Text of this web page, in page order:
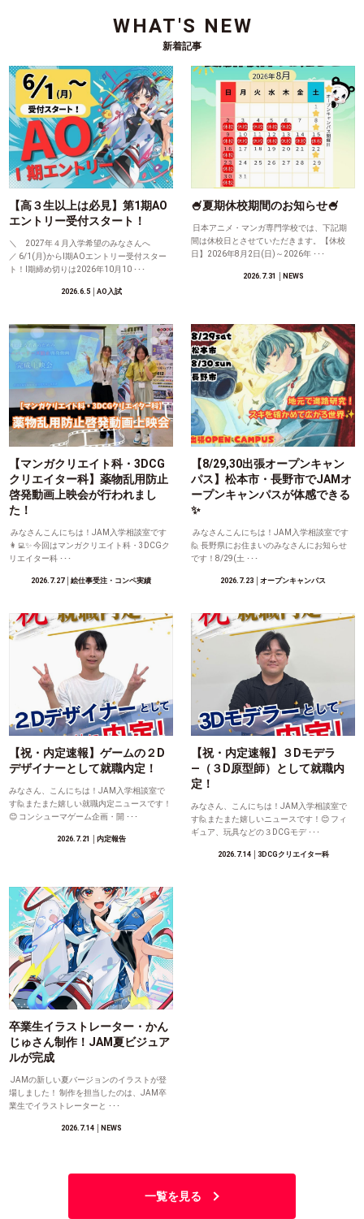
WHAT'S NEW
新着記事
【高３生以上は必見】第1期AO
エントリー受付スタート！
＼ 2027年４月入学希望のみなさんへ
／ 6/1(月)からⅠ期AOエントリー受付スター
ト！Ⅰ期締め切りは2026年10月10 ･･･
2026.6.5│AO入試
🍧夏期休校期間のお知らせ🍧
日本アニメ・マンガ専門学校では、下記期
間は休校日とさせていただきます。【休校
日】2026年8月2日(日)～2026年 ･･･
2026.7.31 │NEWS
【マンガクリエイト科・3DCG
クリエイター科】薬物乱用防止
啓発動画上映会が行われまし
た！
みなさんこんにちは！JAM入学相談室です
👩‍💻✨ 今回はマンガクリエイト科・3DCGク
リエイター科 ･･･
2026.7.27│絵仕事受注・コンペ実績
【8/29,30出張オープンキャン
パス】松本市・長野市でJAMオ
ープンキャンパスが体感できる
✨
みなさんこんにちは！JAM入学相談室です
🙋 長野県にお住まいのみなさんにお知らせ
です！8/29(土 ･･･
2026.7.23 │オープンキャンパス
【祝・内定速報】ゲームの２D
デザイナーとして就職内定！
みなさん、こんにちは！JAM入学相談室で
す🙋またまた嬉しい就職内定ニュースです！
😊 コンシューマゲーム企画・開 ･･･
2026.7.21 │内定報告
【祝・内定速報】３Dモデラ
―（３D原型師）として就職内
定！
みなさん、こんにちは！JAM入学相談室で
す🙋またまた嬉しいニュースです！😊 フィ
ギュア、玩具などの３DCGモデ ･･･
2026.7.14│3DCGクリエイター科
卒業生イラストレーター・かん
じゅさん制作！JAM夏ビジュア
ルが完成
JAMの新しい夏バージョンのイラストが登
場しました！ 制作を担当したのは、JAM卒
業生でイラストレーターと ･･･
2026.7.14│NEWS
一覧を見る